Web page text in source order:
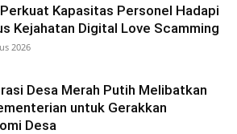
Kapasitas Personel Hadapi
Kejahatan Digital Love Scamming
2026
Desa Merah Putih Melibatkan
untuk Gerakkan
Desa